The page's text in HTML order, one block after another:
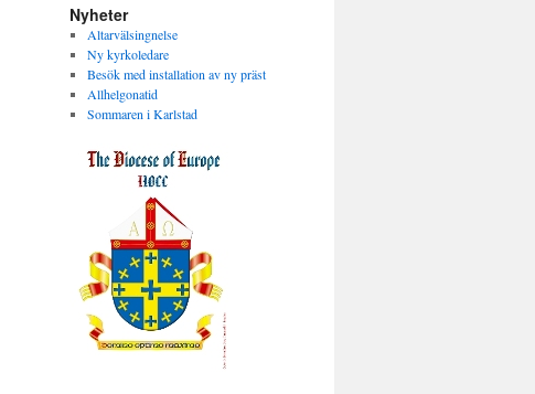
Nyheter
Altarvälsingnelse
Ny kyrkoledare
Besök med installation av ny präst
Allhelgonatid
Sommaren i Karlstad